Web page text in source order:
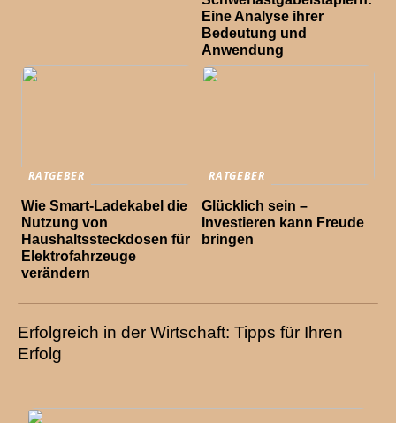
Eine Analyse ihrer
Bedeutung und
Anwendung
RATGEBER
Wie Smart-Ladekabel die
Nutzung von
Haushaltssteckdosen für
Elektrofahrzeuge
verändern
RATGEBER
Glücklich sein –
Investieren kann Freude
bringen
Erfolgreich in der Wirtschaft: Tipps für Ihren
Erfolg